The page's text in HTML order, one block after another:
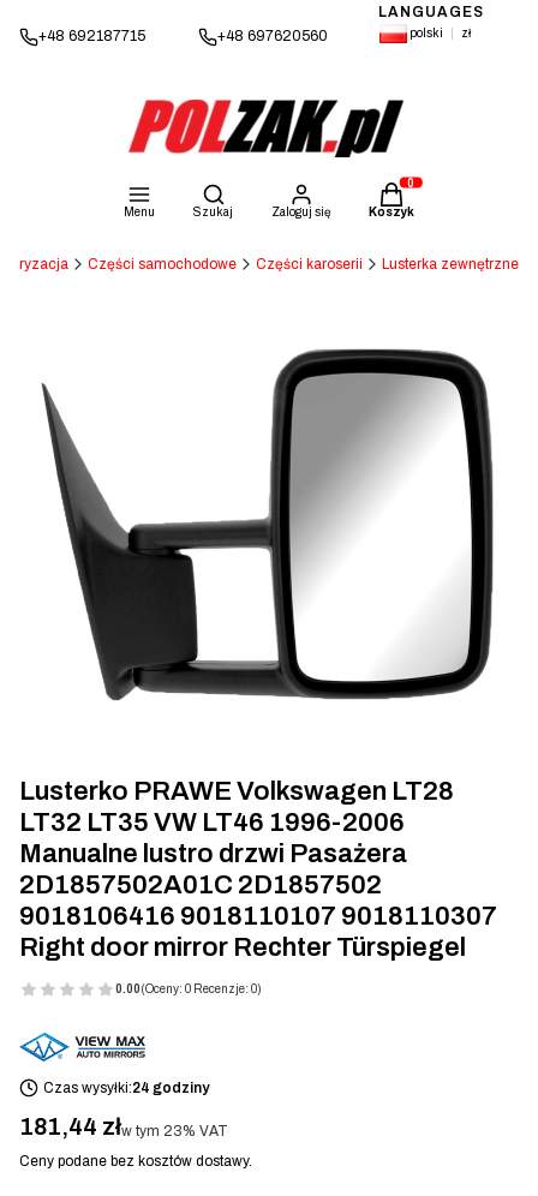
+48 692187715 +48 697620560
LANGUAGES
polski zł
Menu
Otwórz wyszukiwarkę
Szukaj Zaloguj się
Produkty w koszyku:
Koszyk
Części samochodowe Części karoserii Lusterka zewnętrzne
Lusterko PRAWE Volkswagen LT28
LT32 LT35 VW LT46 1996-2006
Manualne lustro drzwi Pasażera
2D1857502A01C 2D1857502
9018106416 9018110107 9018110307
Right door mirror Rechter Türspiegel
0.00(Oceny: 0 Recenzje: 0)
Czas wysyłki:24 godziny
Cena
181,44 złw tym 23% VAT
w tym 23% VAT
Ceny podane bez kosztów dostawy.